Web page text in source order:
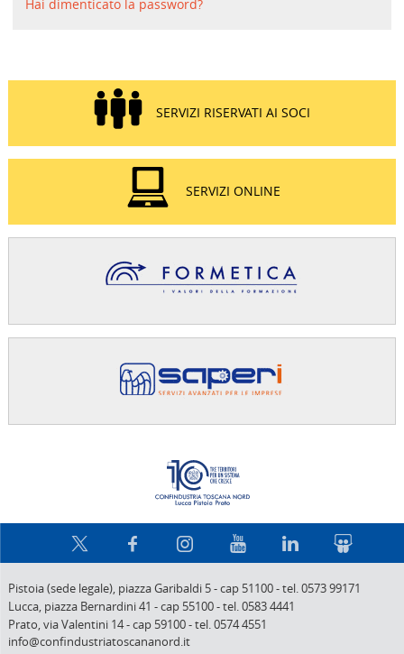
Hai dimenticato la password?
SERVIZI RISERVATI AI SOCI
SERVIZI ONLINE
Pistoia (sede legale), piazza Garibaldi 5-cap 51100-tel. 0573 99171
Lucca, piazza Bernardini 41 -cap 55100-tel. 0583 4441
Prato,via Valentini 14-cap 59100-tel. 0574 4551
info@confindustriatoscananord.it